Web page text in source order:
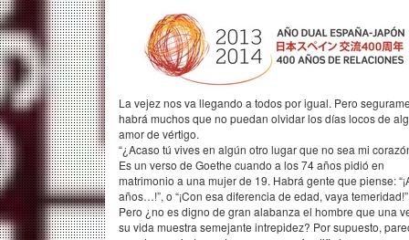
La vejez nos va llegando a todos por igual. Pero
habrá muchos que no puedan olvidar los días locos de
amor de vértigo.
“¿Acaso tú vives en algún otro lugar que no sea mi
Es un verso de Goethe cuando a los 74 años pidió en
matrimonio a una mujer de 19. Habrá gente que piense:
años…!”, o “¡Con esa diferencia de edad, vaya
Pero ¿no es digno de gran alabanza el hombre que una
su vida muestra semejante intrepidez? Por supuesto,